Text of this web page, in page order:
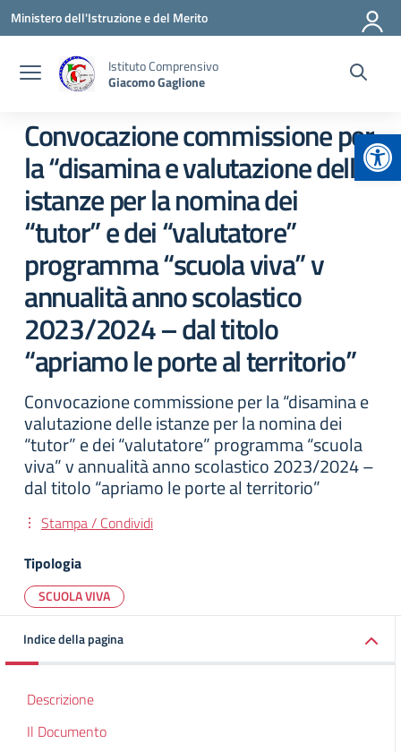
Vai ai contenuti
Vai al menu di navigazione
Vai al footer
Ministero dell'Istruzione e del Merito
Istituto Comprensivo
Giacomo Gaglione
Convocazione commissione per
la “disamina e valutazione delle
istanze per la nomina dei
“tutor” e dei “valutatore”
programma “scuola viva” v
annualità anno scolastico
2023/2024 – dal titolo
“apriamo le porte al territorio”
Convocazione commissione per la “disamina e
valutazione delle istanze per la nomina dei
“tutor” e dei “valutatore” programma “scuola
viva” v annualità anno scolastico 2023/2024 –
dal titolo “apriamo le porte al territorio”
Stampa / Condividi
Tipologia
SCUOLA VIVA
Indice della pagina
Descrizione
Il Documento